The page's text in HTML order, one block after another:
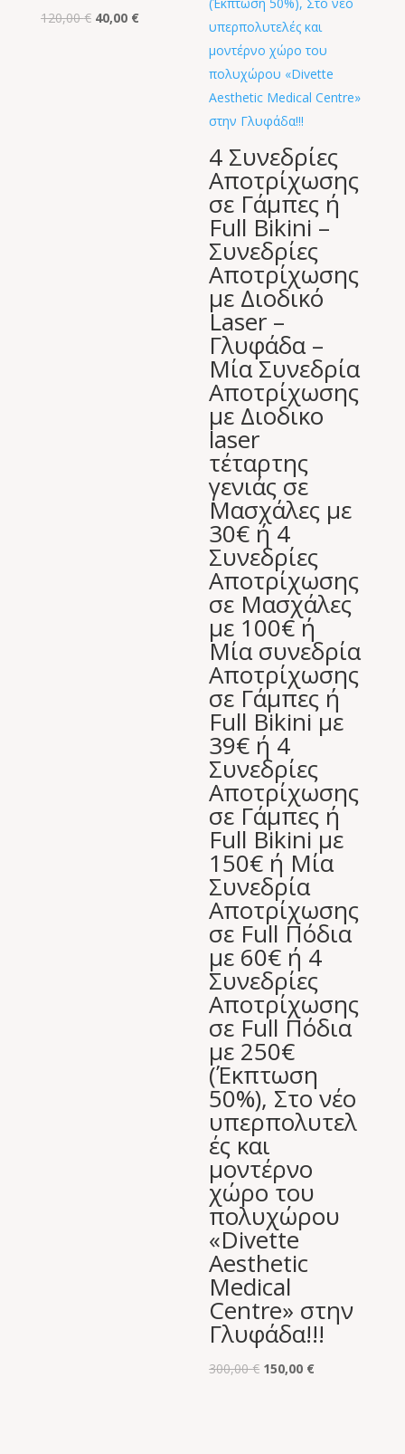
120,00€ Original
40,00 €Η
4 Συνεδρίες
Αποτρίχωσης
σε Γάμπες ή
Full Bikini –
Συνεδρίες
Αποτρίχωσης
με Διοδικό
Laser –
Γλυφάδα –
Μία Συνεδρία
Αποτρίχωσης
με Διοδικο
laser
τέταρτης
γενιάς σε
Μασχάλες με
30€ ή 4
Συνεδρίες
Αποτρίχωσης
σε Μασχάλες
με 100€ ή
Μία συνεδρία
Αποτρίχωσης
σε Γάμπες ή
Full Bikini με
39€ ή 4
Συνεδρίες
Αποτρίχωσης
σε Γάμπες ή
Full Bikini με
150€ ή Μία
Συνεδρία
Αποτρίχωσης
σε Full Πόδια
με 60€ ή 4
Συνεδρίες
Αποτρίχωσης
σε Full Πόδια
με 250€
(Έκπτωση
50%), Στο νέο
υπερπολυτελ
ές και
μοντέρνο
χώρο του
πολυχώρου
«Divette
Aesthetic
Medical
Centre» στην
Γλυφάδα!!!
300,00€ Original
150,00 €